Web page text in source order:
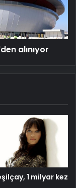
alınıyor
1 milyar kez